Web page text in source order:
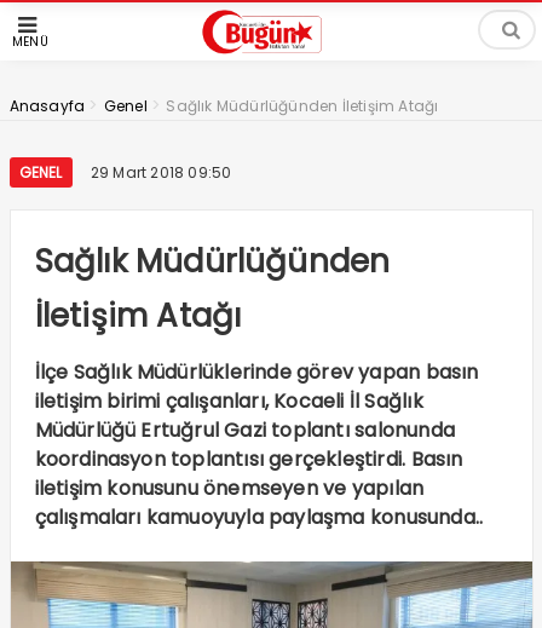
MENÜ
Anasayfa > Genel > Sağlık Müdürlüğünden İletişim Atağı
GENEL 29 Mart 2018 09:50
Sağlık Müdürlüğünden
İletişim Atağı
İlçe Sağlık Müdürlüklerinde görev yapan basın
iletişim birimi çalışanları, Kocaeli İl Sağlık
Müdürlüğü Ertuğrul Gazi toplantı salonunda
koordinasyon toplantısı gerçekleştirdi. Basın
iletişim konusunu önemseyen ve yapılan
çalışmaları kamuoyuyla paylaşma konusunda..